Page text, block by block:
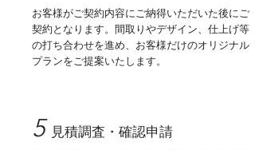
お客様がご契約内容にご納得いただいた後にご
契約となります。間取りやデザイン、仕上げ等
の打ち合わせを進め、お客様だけのオリジナル
プランをご提案いたします。
5 見積調査・確認申請